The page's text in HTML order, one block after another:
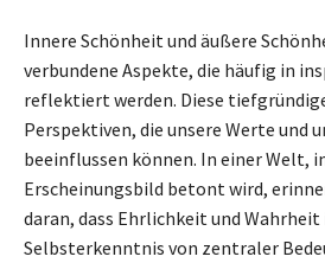
Innere Schönheit und äußere
verbundene Aspekte, die häufig in
reflektiert werden. Diese
Perspektiven, die unsere Werte und
beeinflussen können. In einer Welt,
Erscheinungsbild betont wird,
daran, dass Ehrlichkeit und Wahrheit
Selbsterkenntnis von zentraler